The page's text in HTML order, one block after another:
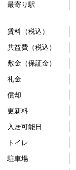
最寄り駅
賃料（税込）
共益費（税込）
敷金（保証金）
礼金
償却
更新料
入居可能日
トイレ
駐車場